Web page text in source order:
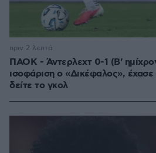
ΠΑΟΚ - Άντερλεχτ 0-1 (Β'
ισοφάριση ο «Δικέφαλος», έχασε
δείτε το γκολ
πριν 2 λεπτά